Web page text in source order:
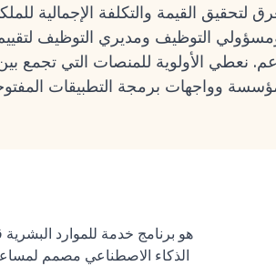
القيمة والتكلفة الإجمالية
ومسؤولي التوظيف ومديري التوظيف
نعطي الأولوية للمنصات التي تجمع
الذكاء الاصطناعي مصمم